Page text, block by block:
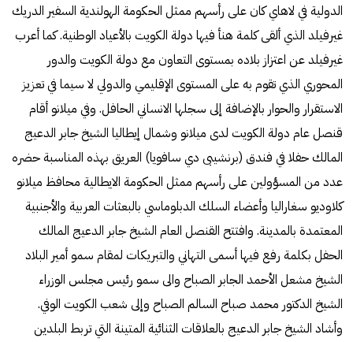
الدولية في لاهاي كان على رأسهم ممثل الحكومة الهولندية السفير الدريك
غيرفيلد الذي ألقى كلمة هنأ فيها دولة الكويت بالأعياد الوطنية. كما أعرب
غيرفيلد عن اعتزاز بلاده بمستوى التعاون مع دولة الكويت والدور
المحوري الذي تقوم به على المستوى الإقليمي والدولي لا سيما في تعزيز
الاستقرار والحوار بالإضافة إلى سجلها الانساني الحافل. وفي ميلانو أقام
قنصل عام دولة الكويت لدى ميلانو وشمال إيطاليا الشيخ جابر الدعيج
المالك حفلا في فندق (برنشيبى دي سافويا) العريق بهذه المناسبة حضره
عدد من المسؤولين على رأسهم ممثل الحكومة الايطالية محافظ ميلانو
كلاوديو سغاراليا وأعضاء السلك الدبلوماسي بالبعثات العربية والأجنبية
المعتمدة بالمدينة. وافتتح القنصل العام الشيخ جابر الدعيج المالك
الحفل بكلمة رفع فيها أسمى التهاني والتبريكات لمقام سمو أمير البلاد
الشيخ مشعل الأحمد الجابر الصباح والى سمو رئيس مجلس الوزراء
الشيخ الدكتور محمد صباح السالم الصباح وإلى شعب الكويت الوفي.
وأشاد الشيخ جابر الدعيج بالعلاقات الثنائية المتينة التي تربط البلدين